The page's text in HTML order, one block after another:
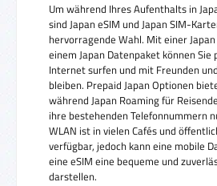
Um während Ihres Aufenthalts in
sind Japan eSIM und Japan SIM-
hervorragende Wahl. Mit einer
einem Japan Datenpaket können Sie
Internet surfen und mit Freunden
bleiben. Prepaid Japan Optionen
während Japan Roaming für
ihre bestehenden Telefonnummern
WLAN ist in vielen Cafés und
verfügbar, jedoch kann eine mobile
eine eSIM eine bequeme und
darstellen.